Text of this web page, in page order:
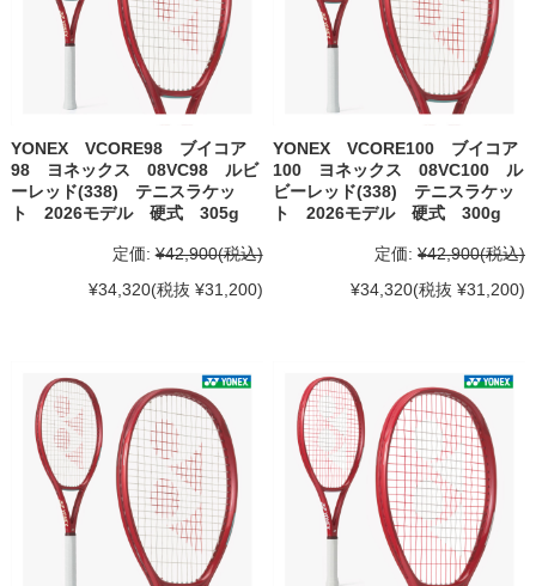
YONEX VCORE98 ブイコア
98 ヨネックス 08VC98 ルビ
ーレッド(338) テニスラケッ
ト 2026モデル 硬式 305g
定価: ¥42,900(税込)
¥34,320(税抜 ¥31,200)
YONEX VCORE100 ブイコア
100 ヨネックス 08VC100 ル
ビーレッド(338) テニスラケッ
ト 2026モデル 硬式 300g
定価: ¥42,900(税込)
¥34,320(税抜 ¥31,200)